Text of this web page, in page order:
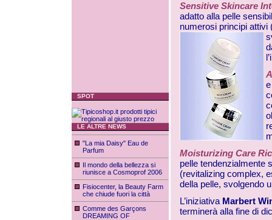
SPOT
LE ALTRE NEWS
"La mia Daisy" Eau de
Parfum
Il mondo della bellezza si
riunisce a Cosmoprof 2006
Fisiocenter, la Beauty Farm
che chiude fuori la città
Comme des Garçons
DREAMING OF
Sensitive Skincare
adatto alla pelle
numerosi principi attivi
Moisturizing Care
pelle tendenzialmente
(revitalizing complex,
della pelle, svolgendo
L’iniziativa Marbert
terminerà alla fine di